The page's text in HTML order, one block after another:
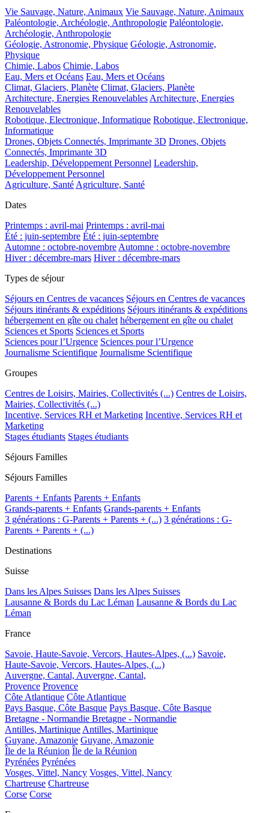
Vie Sauvage, Nature, Animaux Vie Sauvage, Nature, Animaux
Paléontologie, Archéologie, Anthropologie Paléontologie,
Archéologie, Anthropologie
Géologie, Astronomie, Physique Géologie, Astronomie,
Physique
Chimie, Labos Chimie, Labos
Eau, Mers et Océans Eau, Mers et Océans
Climat, Glaciers, Planète Climat, Glaciers, Planète
Architecture, Energies RenouvelablesArchitecture, Energies
Renouvelables
Robotique, Electronique, Informatique Robotique, Electronique,
Informatique
Drones, Objets Connectés, Imprimante 3D Drones, Objets
Connectés, Imprimante 3D
Leadership, Développement Personnel Leadership,
Développement Personnel
Agriculture, SantéAgriculture, Santé
Dates
Printemps : avril-mai Printemps : avril-mai
Été : juin-septembre Été : juin-septembre
Automne : octobre-novembreAutomne : octobre-novembre
Hiver : décembre-mars Hiver : décembre-mars
Types de séjour
Séjours en Centres de vacances Séjours en Centres de vacances
Séjours itinérants & expéditions Séjours itinérants & expéditions
hébergement en gîte ou chalet hébergement en gîte ou chalet
Sciences et Sports Sciences et Sports
Sciences pour l’Urgence Sciences pour l’Urgence
Journalisme Scientifique Journalisme Scientifique
Groupes
Centres de Loisirs, Mairies, Collectivités (...) Centres de Loisirs,
Mairies, Collectivités (...)
Incentive, Services RH et Marketing Incentive, Services RH et
Marketing
Stages étudiants Stages étudiants
Séjours Familles
Séjours Familles
Parents + Enfants Parents + Enfants
Grands-parents + Enfants Grands-parents + Enfants
3 générations : G-Parents + Parents + (...) 3 générations : G-
Parents + Parents + (...)
Destinations
Suisse
Dans les Alpes Suisses Dans les Alpes Suisses
Lausanne & Bords du Lac Léman Lausanne & Bords du Lac
Léman
France
Savoie, Haute-Savoie, Vercors, Hautes-Alpes, (...) Savoie,
Haute-Savoie, Vercors, Hautes-Alpes, (...)
Auvergne, Cantal, Auvergne, Cantal,
Provence Provence
Côte Atlantique Côte Atlantique
Pays Basque, Côte Basque Pays Basque, Côte Basque
Bretagne - Normandie Bretagne - Normandie
Antilles, MartiniqueAntilles, Martinique
Guyane, Amazonie Guyane, Amazonie
Île de la Réunion Île de la Réunion
Pyrénées Pyrénées
Vosges, Vittel, Nancy Vosges, Vittel, Nancy
Chartreuse Chartreuse
Corse Corse